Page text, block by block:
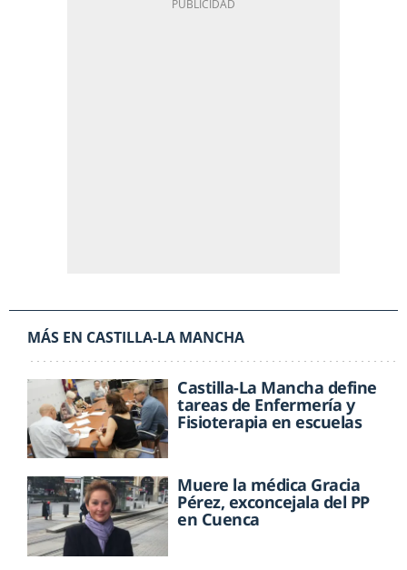
MÁS EN CASTILLA-LA MANCHA
Castilla-La Mancha define
tareas de Enfermería y
Fisioterapia en escuelas
Muere la médica Gracia
Pérez, exconcejala del PP
en Cuenca